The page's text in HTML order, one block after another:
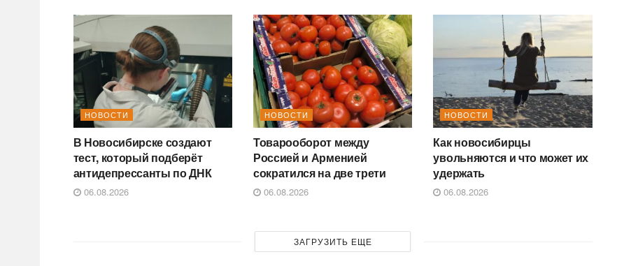
НОВОСТИ
В Новосибирске создают
тест, который подберёт
антидепрессанты по ДНК
06.08.2026
НОВОСТИ
Товарооборот между
Россией и Арменией
сократился на две трети
06.08.2026
НОВОСТИ
Как новосибирцы
увольняются и что может их
удержать
06.08.2026
ЗАГРУЗИТЬ ЕЩЕ